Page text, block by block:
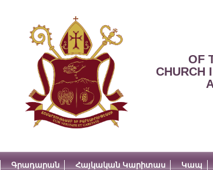
OF
CHURCH
Գրադարան Հայկական Կարիտաս Կապ